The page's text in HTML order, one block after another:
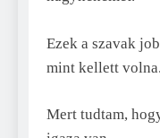
Ezek a szavak
mint kellett volna.
Mert tudtam,